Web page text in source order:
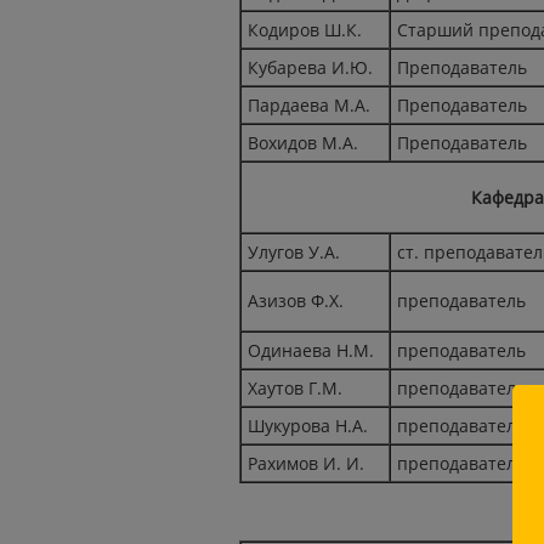
Кодиров Ш.К.
Старший
Кубарева И.Ю.
Преподаватель
Пардаева М.А.
Преподаватель
Вохидов М.А.
Преподаватель
Улугов У.А. ст.
Азизов Ф.Х. преподаватель
Одинаева Н.М.
преподаватель
Хаутов Г.М.
преподаватель
Шукурова Н.А.
преподаватель
Рахимов И. И.
преподаватель